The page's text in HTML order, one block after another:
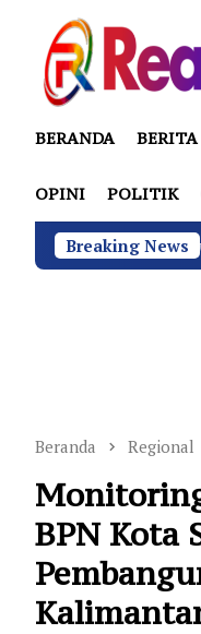
BERANDA BERITA
OPINI POLITIK
Breaking News
Sudaryono Genjot
Beranda Regional
BPN Kota